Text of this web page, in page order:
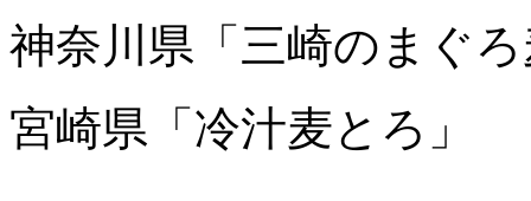
神奈川県「三崎のまぐ
宮崎県「冷汁麦とろ」